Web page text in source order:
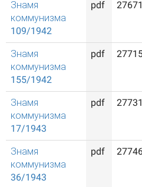
Знамя
коммунизма
109/1942
pdf 27671
Знамя
коммунизма
155/1942
pdf
Знамя
коммунизма
17/1943
pdf 27731
Знамя
коммунизма
36/1943
pdf